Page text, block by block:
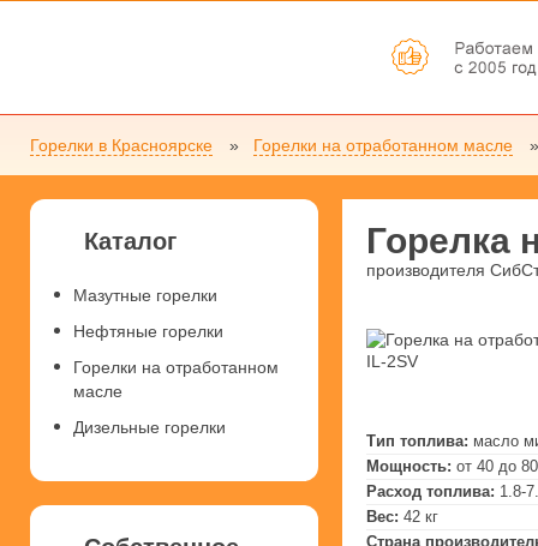
Горелки в Красноярске Горелки на отработанном масле
Горелка
производителя
Тип топлива: масло
Мощность: от 40 до
Расход топлива: 1.8-
Вес: 42 кг
Страна
Каталог
Мазутные горелки
Нефтяные горелки
Горелки на отработанном
масле
Дизельные горелки